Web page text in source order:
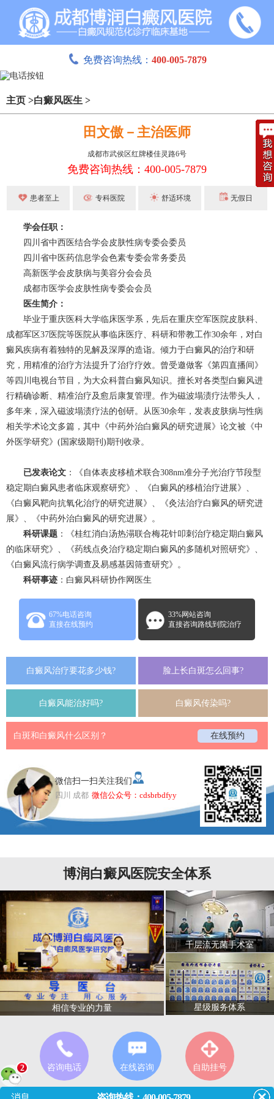
免费咨询热线： 400-005-7879
主页 >白癜风医生 >
田文傲－主治医师
成都市武侯区红牌楼佳灵路6号
免费咨询热线：400-005-7879
患者至上 专科医院 舒适环境 无假日
学会任职：
四川省中西医结合学会皮肤性病专委会委员
四川省中医药信息学会色素专委会常务委员
高新医学会皮肤病与美容分会会员
成都市医学会皮肤性病专委会会员
医生简介：
毕业于重庆医科大学临床医学系，先后在重庆空军医院皮肤科、
成都军区37医院等医院从事临床医疗、科研和带教工作30余年，对白
癜风疾病有着独特的见解及深厚的造诣。倾力于白癜风的治疗和研
究，用精准的治疗方法提升了治疗疗效。曾受邀做客《第四直播间》
等四川电视台节目，为大众科普白癜风知识。擅长对各类型白癜风进
行精确诊断、精准治疗及愈后康复管理。作为磁波塌渍疗法带头人，
多年来，深入磁波塌渍疗法的创研。从医30余年，发表皮肤病与性病
相关学术论文多篇，其中《中药外治白癜风的研究进展》论文被《中
外医学研究》(国家级期刊)期刊收录。
已发表论文 ：《自体表皮移植术联合308nm准分子光治疗节段型
稳定期白癜风患者临床观察研究》、《白癜风的移植治疗进展》、
《白癜风靶向抗氧化治疗的研究进展》、《灸法治疗白癜风的研究进
展》、《中药外治白癜风的研究进展》。
科研课题 ：《桂红消白汤热溻联合梅花针叩刺治疗稳定期白癜风
的临床研究》、《药线点灸治疗稳定期白癜风的多随机对照研究》、
《白癜风流行病学调查及易感基因筛查研究》。
科研事迹 ：白癜风科研协作网医生
67%电话咨询
直接在线预约
33%网站咨询
直接咨询路线到院治疗
白癜风治疗要花多少钱? 脸上长白斑怎么回事?
白癜风能治好吗? 白癜风传染吗?
白斑和白癜风什么区别？ 在线预约
微信扫一扫关注我们
四川 成都 微信公众号：cdsbrbdfyy
博润白癜风医院安全体系
相信专业的力量
千层流无菌手术室
星级服务体系
咨询电话 在线咨询 自助挂号
2